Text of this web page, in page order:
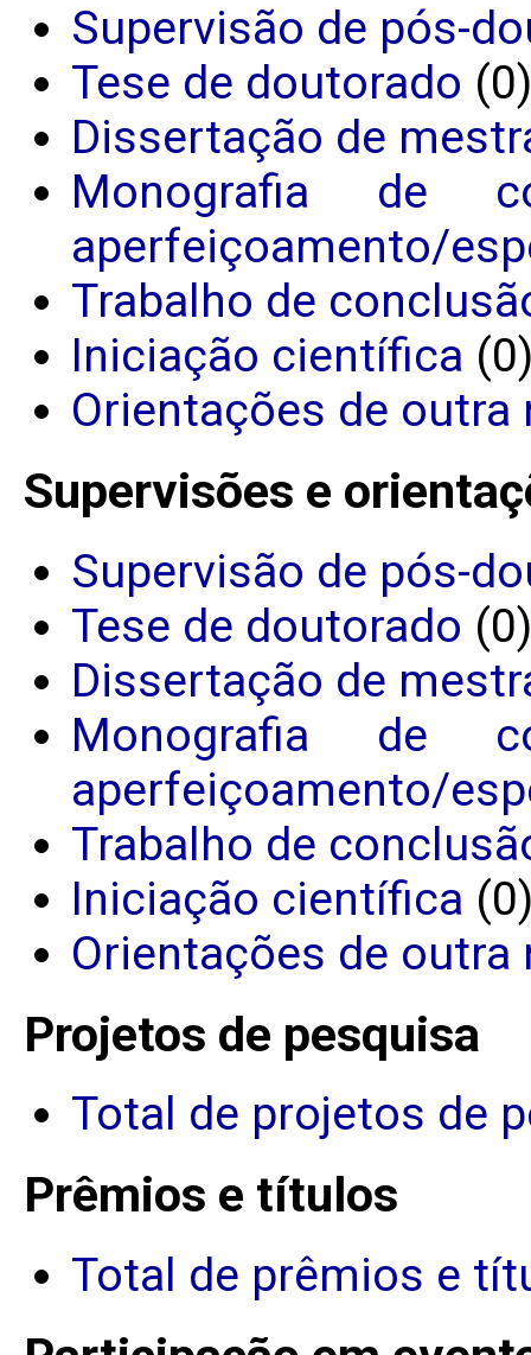
Supervisão de pós-
Tese de doutorado (0)
Dissertação de
Monografia de
aperfeiçoamento/
Trabalho de
Iniciação científica
Orientações de outra
Supervisões e
Supervisão de pós-
Tese de doutorado (0)
Dissertação de
Monografia de
aperfeiçoamento/
Trabalho de
Iniciação científica
Orientações de outra
Projetos de pesquisa
Total de projetos de
Prêmios e títulos
Total de prêmios e